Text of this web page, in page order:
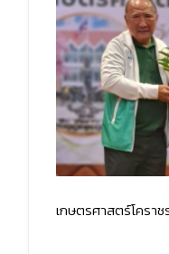
เกษตรศาสตร์โคราช